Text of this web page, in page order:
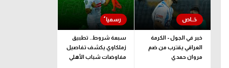
خبر في الجول - الكرمة
العراقي يقترب من ضم
مروان حمدي
سبعة شروط.. تطبيق
زملكاوي يكشف تفاصيل
مفاوضات شباب الأهلي